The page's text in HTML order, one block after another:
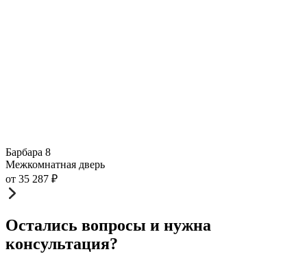
Барбара 8
Межкомнатная дверь
от 35 287 ₽
Остались вопросы и нужна
консультация?